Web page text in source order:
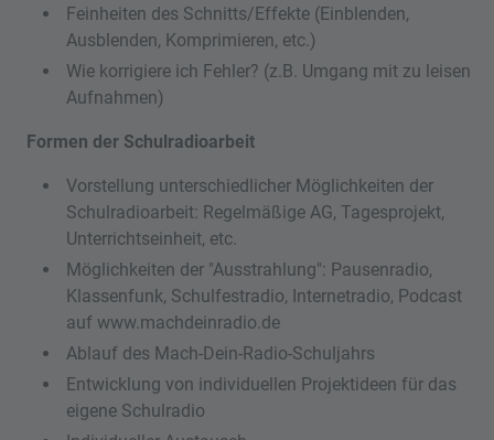
Feinheiten des Schnitts/Effekte (Einblenden,
Ausblenden, Komprimieren, etc.)
Wie korrigiere ich Fehler? (z.B. Umgang mit zu leisen
Aufnahmen)
Formen der Schulradioarbeit
Vorstellung unterschiedlicher Möglichkeiten der
Schulradioarbeit: Regelmäßige AG, Tagesprojekt,
Unterrichtseinheit, etc.
Möglichkeiten der "Ausstrahlung": Pausenradio,
Klassenfunk, Schulfestradio, Internetradio, Podcast
auf www.machdeinradio.de
Ablauf des Mach-Dein-Radio-Schuljahrs
Entwicklung von individuellen Projektideen für das
eigene Schulradio